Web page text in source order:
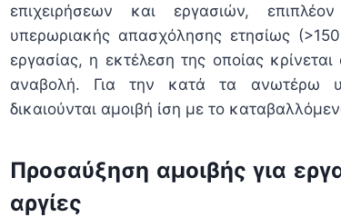
επιχειρήσεων και εργασιών,
υπερωριακής απασχόλησης ετησίως
εργασίας, η εκτέλεση της οποίας
αναβολή. Για την κατά τα ανωτέρω
δικαιούνται αμοιβή ίση με το
Προσαύξηση αμοιβής για
αργίες